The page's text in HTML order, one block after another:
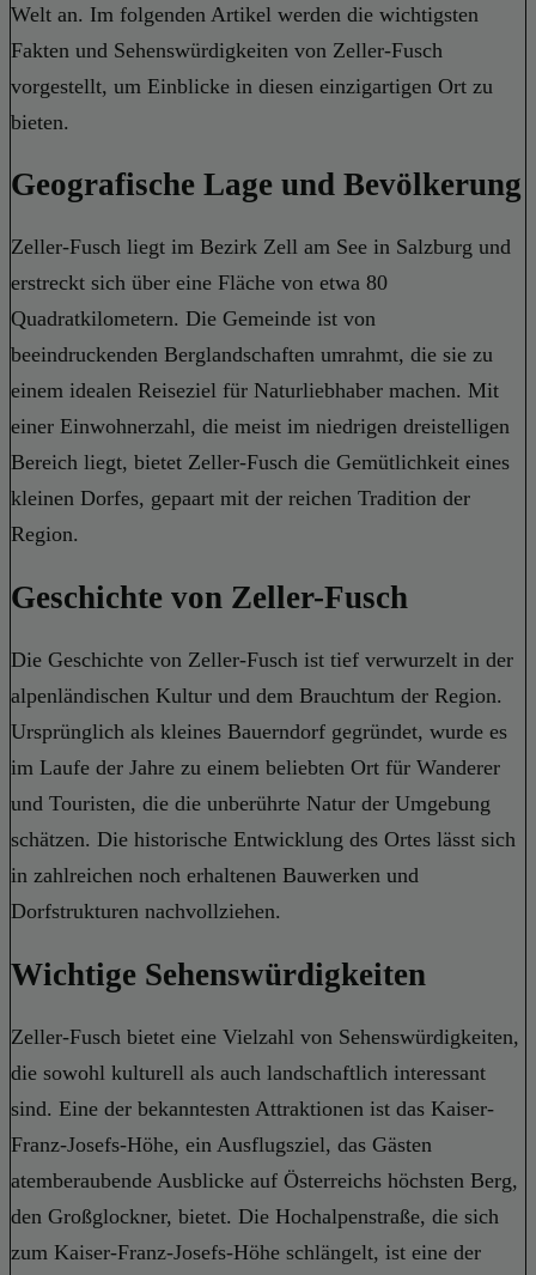
Welt an. Im folgenden Artikel werden die wichtigsten
Fakten und Sehenswürdigkeiten von Zeller-Fusch
vorgestellt, um Einblicke in diesen einzigartigen Ort zu
bieten.
Geografische Lage und Bevölkerung
Zeller-Fusch liegt im Bezirk Zell am See in Salzburg und
erstreckt sich über eine Fläche von etwa 80
Quadratkilometern. Die Gemeinde ist von
beeindruckenden Berglandschaften umrahmt, die sie zu
einem idealen Reiseziel für Naturliebhaber machen. Mit
einer Einwohnerzahl, die meist im niedrigen dreistelligen
Bereich liegt, bietet Zeller-Fusch die Gemütlichkeit eines
kleinen Dorfes, gepaart mit der reichen Tradition der
Region.
Geschichte von Zeller-Fusch
Die Geschichte von Zeller-Fusch ist tief verwurzelt in der
alpenländischen Kultur und dem Brauchtum der Region.
Ursprünglich als kleines Bauerndorf gegründet, wurde es
im Laufe der Jahre zu einem beliebten Ort für Wanderer
und Touristen, die die unberührte Natur der Umgebung
schätzen. Die historische Entwicklung des Ortes lässt sich
in zahlreichen noch erhaltenen Bauwerken und
Dorfstrukturen nachvollziehen.
Wichtige Sehenswürdigkeiten
Zeller-Fusch bietet eine Vielzahl von Sehenswürdigkeiten,
die sowohl kulturell als auch landschaftlich interessant
sind. Eine der bekanntesten Attraktionen ist das Kaiser-
Franz-Josefs-Höhe, ein Ausflugsziel, das Gästen
atemberaubende Ausblicke auf Österreichs höchsten Berg,
den Großglockner, bietet. Die Hochalpenstraße, die sich
zum Kaiser-Franz-Josefs-Höhe schlängelt, ist eine der